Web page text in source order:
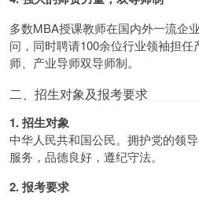
多数MBA授课教师在国内外一流企
问，同时聘请100余位行业领袖担
师、产业导师双导师制。
二、招生对象及报考要求
1. 招生对象
中华人民共和国公民。拥护党的领
服务，品德良好，遵纪守法。
2. 报考要求